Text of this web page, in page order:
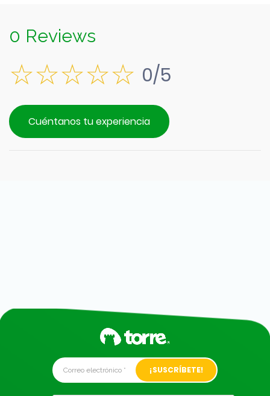
0 Reviews
0/5
Cuéntanos tu experiencia
Alternative: